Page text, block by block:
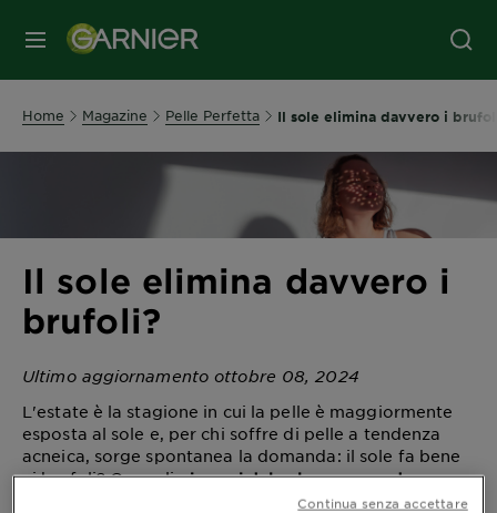
MENU
Home Magazine Pelle Perfetta Il sole elimina davvero i
Il sole elimina davvero i
brufoli?
Ultimo aggiornamento ottobre 08, 2024
L'estate è la stagione in cui la pelle è maggiormente
esposta al sole e, per chi soffre di pelle a tendenza
acneica, sorge spontanea la domanda: il sole fa bene
ai brufoli? O meglio,i raggi del sole possono davvero
asciugare i brufoli e contrastare le imperfezioni?
Continua senza accettare